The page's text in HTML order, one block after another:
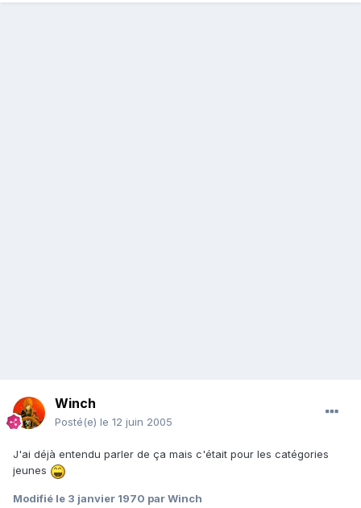
Winch
Posté(e) le 12 juin 2005
J'ai déjà entendu parler de ça mais c'était pour les catégories
jeunes
Modifié le 3 janvier 1970 par Winch